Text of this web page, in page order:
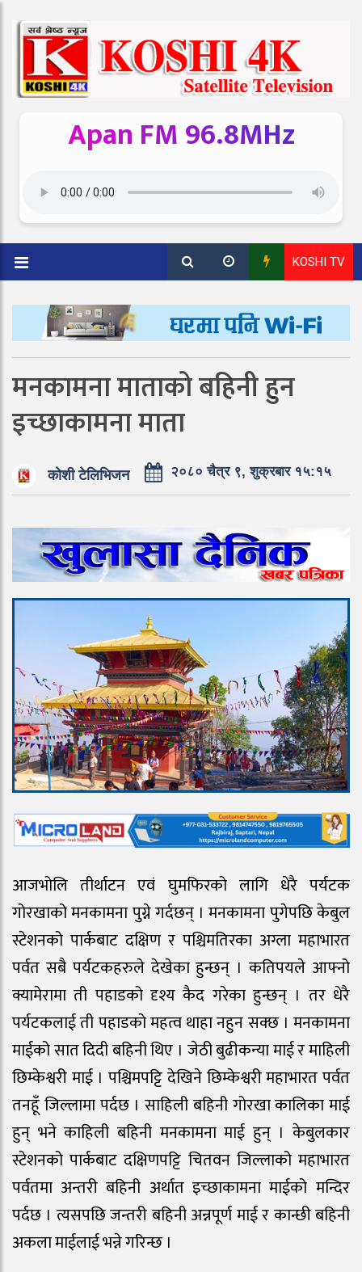
Apan FM 96.8MHz
KOSHI TV
मनकामना माताको बहिनी हुन
इच्छाकामना माता
कोशी टेलिभिजन २०८० चैत्र ९, शुक्रबार १५:१५
आजभोलि तीर्थाटन एवं घुमफिरको लागि धेरै पर्यटक
गोरखाको मनकामना पुग्ने गर्दछन् । मनकामना पुगेपछि केबुल
स्टेशनको पार्कबाट दक्षिण र पश्चिमतिरका अग्ला महाभारत
पर्वत सबै पर्यटकहरुले देखेका हुन्छन् । कतिपयले आफ्नो
क्यामेरामा ती पहाडको दृश्य कैद गरेका हुन्छन् । तर धेरै
पर्यटकलाई ती पहाडको महत्व थाहा नहुन सक्छ । मनकामना
माईको सात दिदी बहिनी थिए । जेठी बुढीकन्या माई र माहिली
छिम्केश्वरी माई । पश्चिमपट्टि देखिने छिम्केश्वरी महाभारत पर्वत
तनहूँ जिल्लामा पर्दछ । साहिली बहिनी गोरखा कालिका माई
हुन् भने काहिली बहिनी मनकामना माई हुन् । केबुलकार
स्टेशनको पार्कबाट दक्षिणपट्टि चितवन जिल्लाको महाभारत
पर्वतमा अन्तरी बहिनी अर्थात इच्छाकामना माईको मन्दिर
पर्दछ । त्यसपछि जन्तरी बहिनी अन्नपूर्ण माई र कान्छी बहिनी
अकला माईलाई भन्ने गरिन्छ ।